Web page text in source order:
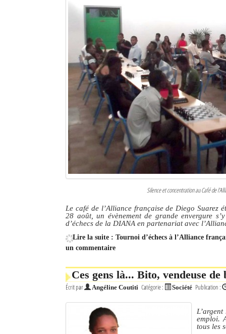
Identifiant oublié ?
Mot de passe oublié ?
Silence et concentration au Café de
Le café de l’Alliance française de Diego Suarez
28 août, un évènement de grande envergure
d’échecs de la DIANA en partenariat avec
Lire la suite : Tournoi d’échecs à l’Alliance
un commentaire
Ces gens là... Bito, vendeuse de
Écrit par Angéline Coutiti Catégorie : Société Publication :
emploi.
tous les